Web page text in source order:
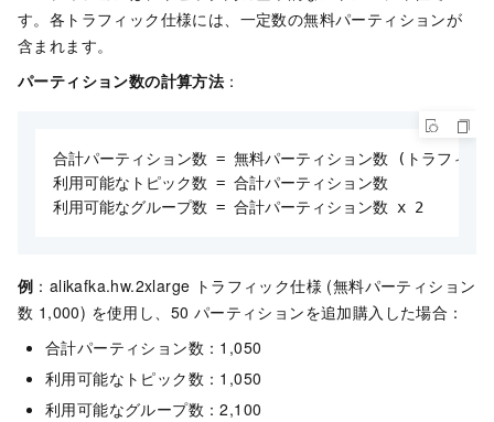
す。各トラフィック仕様には、一定数の無料パーティションが
含まれます。
パーティション数の計算方法 ：
合計パーティション数 = 無料パーティション数 (トラフィッ
利用可能なトピック数 = 合計パーティション数
利用可能なグループ数 = 合計パーティション数 x 2
例 ：alikafka.hw.2xlarge トラフィック仕様 (無料パーティション
数 1,000) を使用し、50 パーティションを追加購入した場合：
合計パーティション数：1,050
利用可能なトピック数：1,050
利用可能なグループ数：2,100